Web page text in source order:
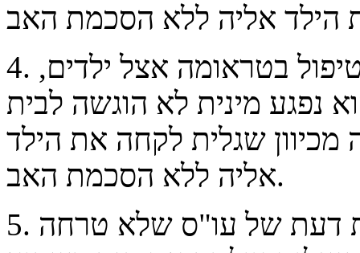
4. חוות דעת של עו"ס מומחית בטיפול בטראומה אצל ילדים,
נפגע מינית לא הוגשה לבית
שגלית לקחה את הילד
אליה ללא הסכמת האב.
5. במקומה הוגשה לבית המשפט חוות דעת של עו"ס שלא טרחה